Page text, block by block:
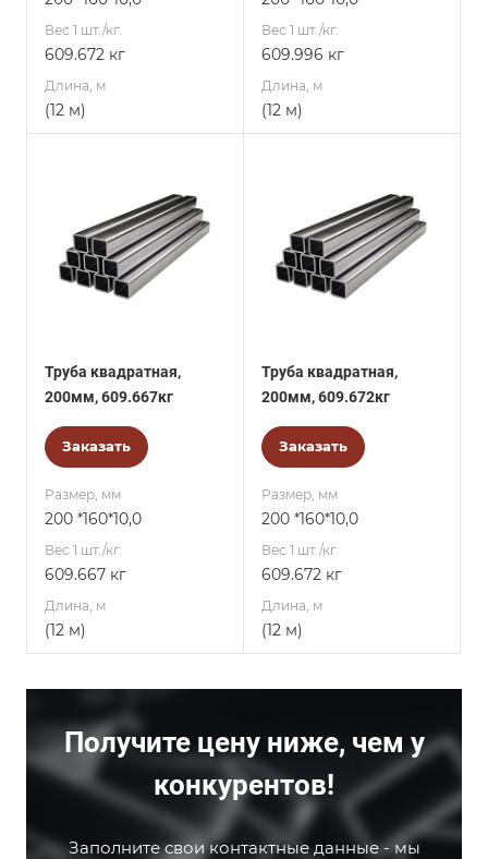
Вес 1 шт./кг.
609.672 кг
Длина, м
(12 м)
Вес 1 шт./кг.
609.996 кг
Длина, м
(12 м)
Труба квадратная,
200мм, 609.667кг
Заказать
Размер, мм
200 *160*10,0
Вес 1 шт./кг.
609.667 кг
Длина, м
(12 м)
Труба квадратная,
200мм, 609.672кг
Заказать
Размер, мм
200 *160*10,0
Вес 1 шт./кг.
609.672 кг
Длина, м
(12 м)
Получите цену ниже, чем у
конкурентов!
Заполните свои контактные данные - мы